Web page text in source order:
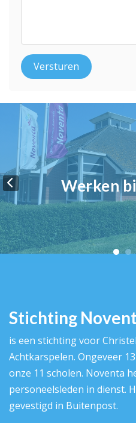
Versturen
Werken
Stichting
is een stichting voor
Achtkarspelen. Ongeveer
onze 11 scholen. Noventa
personeelsleden in dienst.
gevestigd in Buitenpost.